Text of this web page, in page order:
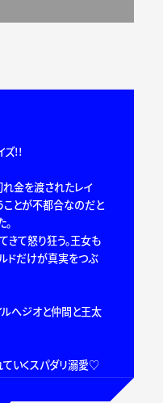
ズ!!
金を渡されたレイ
ことが不都合なのだと
て怒り狂う。王女も
ドだけが真実をつぶ
ルへジオと仲間と王太
ていくスパダリ溺愛♡